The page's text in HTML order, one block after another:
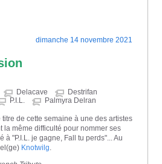
dimanche 14 novembre 2021
Delacave
Destrifan
P.I.L. Palmyra Delran
de cette semaine à une des artistes
même difficulté pour nommer ses
"P.I.L. je gagne, Fall tu perds"... Au
Knotwilg.